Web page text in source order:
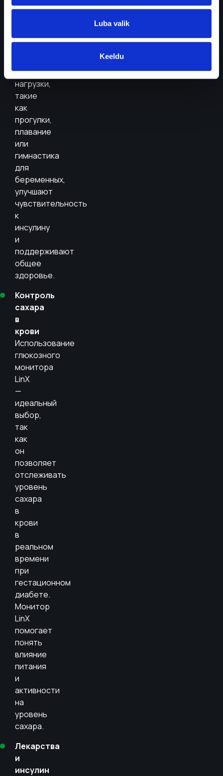
Luba valik
Keeldu
помогает
лучше
Регулярные
нагрузки,
такие
как
прогулки,
плавание
или
гимнастика
для
беременных,
улучшают
чувствительность
к
инсулину
и
поддерживают
общее
здоровье.
Контроль
сахара
в
крови
Использование
глюкозного
монитора
LinX
—
идеальный
выбор,
так
как
он
позволяет
отслеживать
уровень
сахара
в
крови
в
реальном
времени
при
гестационном
диабете.
Монитор
LinX
помогает
понять
влияние
питания
и
активности
на
уровень
сахара.
Лекарства
и
инсулин